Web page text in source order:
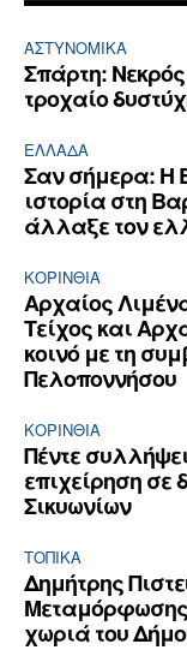
ΑΣΤΥΝΟΜΙΚΆ
Σπάρτη:
τροχαίο
ΕΛΛΆΔΑ
Σαν σήμερα: Η
ιστορία στη
άλλαξε τον
ΚΟΡΙΝΘΊΑ
Αρχαίος
Τείχος και
κοινό με τη
Πελοποννήσου
ΚΟΡΙΝΘΊΑ
Πέντε
επιχείρηση σε
Σικυωνίων
ΤΟΠΙΚΑ
Δημήτρης
Μεταμόρφωσης
χωριά του